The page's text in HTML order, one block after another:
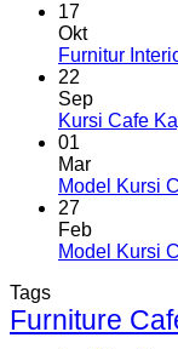
17
Okt
Furnitur
22
Sep
Kursi Cafe
01
Mar
Model Kursi
27
Feb
Model Kursi
Tags
Furniture